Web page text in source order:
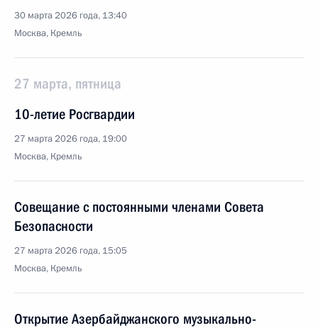
30 марта 2026 года, 13:40
Москва, Кремль
27 марта, пятница
10-летие Росгвардии
27 марта 2026 года, 19:00
Москва, Кремль
Совещание с постоянными членами Совета
Безопасности
27 марта 2026 года, 15:05
Москва, Кремль
Открытие Азербайджанского музыкально-